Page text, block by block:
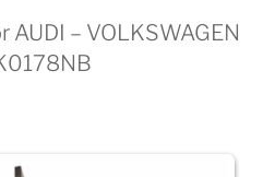
– VOLKSWAGEN